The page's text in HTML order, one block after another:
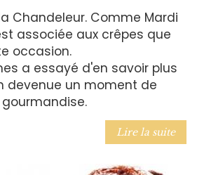
Chandeleur. Comme Mardi
associée aux crêpes que
occasion.
a essayé d'en savoir plus
devenue un moment de
Lire la suite